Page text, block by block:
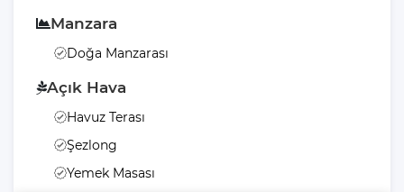
Manzara
Doğa Manzarası
Açık Hava
Havuz Terası
Şezlong
Yemek Masası